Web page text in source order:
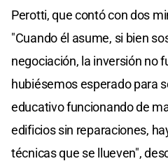
Perotti, que contó con dos
"Cuando él asume, si bien
negociación, la inversión no
hubiésemos esperado para
educativo funcionando de
edificios sin reparaciones,
técnicas que se llueven",